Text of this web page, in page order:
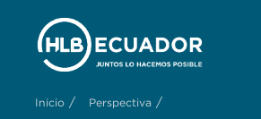
Inicio / Perspectiva /